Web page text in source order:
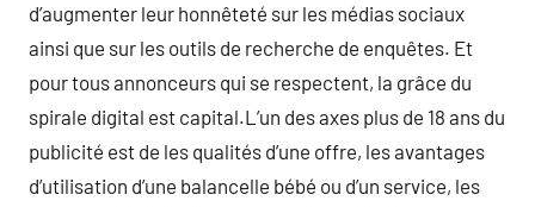
d’augmenter leur honnêteté sur les médias sociaux
ainsi que sur les outils de recherche de enquêtes. Et
pour tous annonceurs qui se respectent, la grâce du
spirale digital est capital.L’un des axes plus de 18 ans du
publicité est de les qualités d’une offre, les avantages
d’utilisation d’une balancelle bébé ou d’un service, les